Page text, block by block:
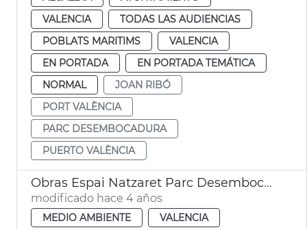
VALENCIA
TODAS LAS AUDIENCIAS
POBLATS MARITIMS
VALENCIA
EN PORTADA
EN PORTADA TEMÁTICA
NORMAL
JOAN RIBÓ
PORT VALÈNCIA
PARC DESEMBOCADURA
PUERTO VALÈNCIA
Obras Espai Natzaret Parc Desembocadura
modificado hace 4 años
MEDIO AMBIENTE
VALENCIA